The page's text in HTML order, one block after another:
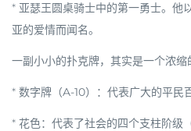
* 亚瑟王圆桌骑士中的第一勇士。他
亚的爱情而闻名。
一副小小的扑克牌，其实是一个浓缩
* 数字牌（A-10） ：代表广大的平民
* 花色：代表了社会的四个支柱阶级